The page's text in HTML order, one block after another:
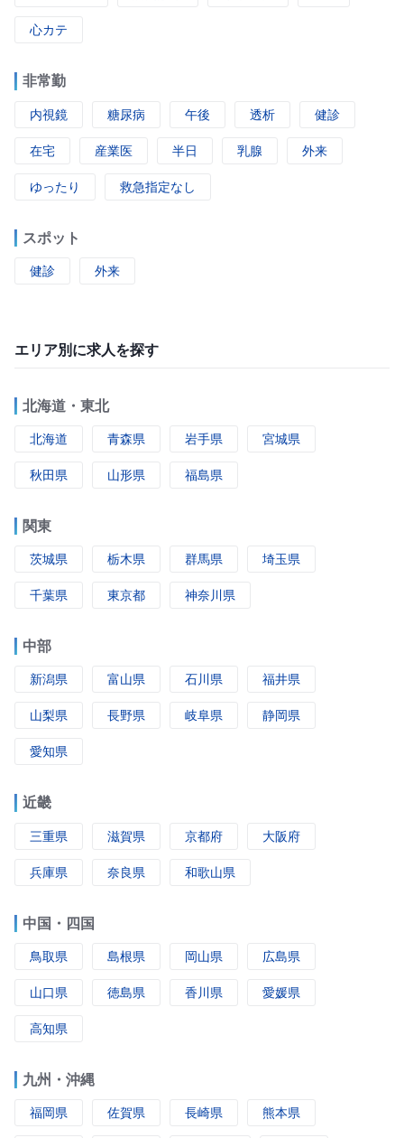
心カテ
非常勤
内視鏡 糖尿病 午後 透析 健診
在宅 産業医 半日 乳腺 外来
ゆったり 救急指定なし
スポット
健診 外来
エリア別に求人を探す
北海道・東北
北海道 青森県 岩手県 宮城県
秋田県 山形県 福島県
関東
茨城県 栃木県 群馬県 埼玉県
千葉県 東京都 神奈川県
中部
新潟県 富山県 石川県 福井県
山梨県 長野県 岐阜県 静岡県
愛知県
近畿
三重県 滋賀県 京都府 大阪府
兵庫県 奈良県 和歌山県
中国・四国
鳥取県 島根県 岡山県 広島県
山口県 徳島県 香川県 愛媛県
高知県
九州・沖縄
福岡県 佐賀県 長崎県 熊本県